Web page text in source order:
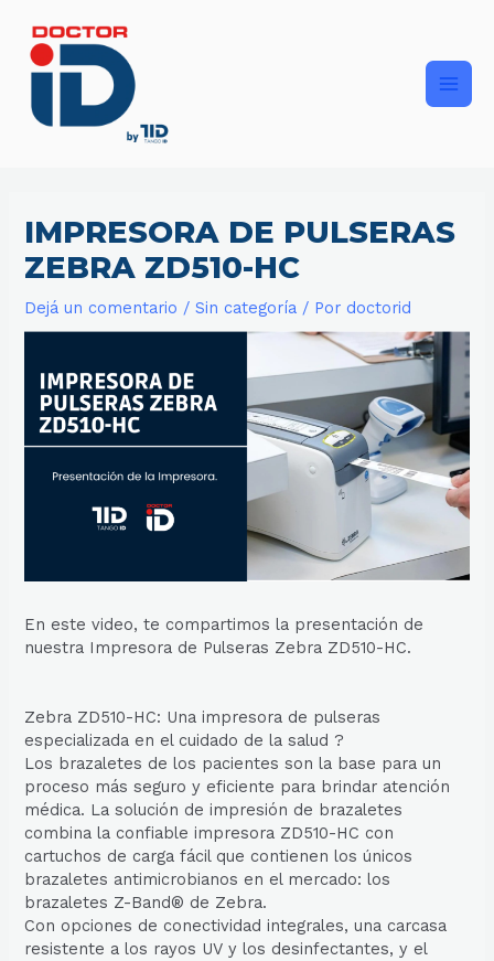
contenido
IMPRESORA DE PULSERAS
ZEBRA ZD510-HC
Dejá un comentario /Sin categoría / Por doctorid
En este video, te compartimos la presentación de
nuestra Impresora de Pulseras Zebra ZD510-HC.
Zebra ZD510-HC: Una impresora de pulseras
especializada en el cuidado de la salud ?
Los brazaletes de los pacientes son la base para un
proceso más seguro y eficiente para brindar atención
médica. La solución de impresión de brazaletes
combina la confiable impresora ZD510-HC con
cartuchos de carga fácil que contienen los únicos
brazaletes antimicrobianos en el mercado: los
brazaletes Z-Band® de Zebra.
Con opciones de conectividad integrales, una carcasa
resistente a los rayos UV y los desinfectantes, y el